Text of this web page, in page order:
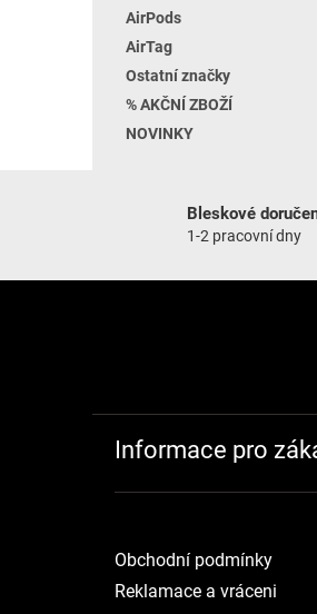
AirPods
AirTag
Ostatní značky
% AKČNÍ ZBOŽÍ
NOVINKY
Bleskové
1-2 pracovní dny
Informace pro
Obchodní podmínky
Reklamace a vráceni